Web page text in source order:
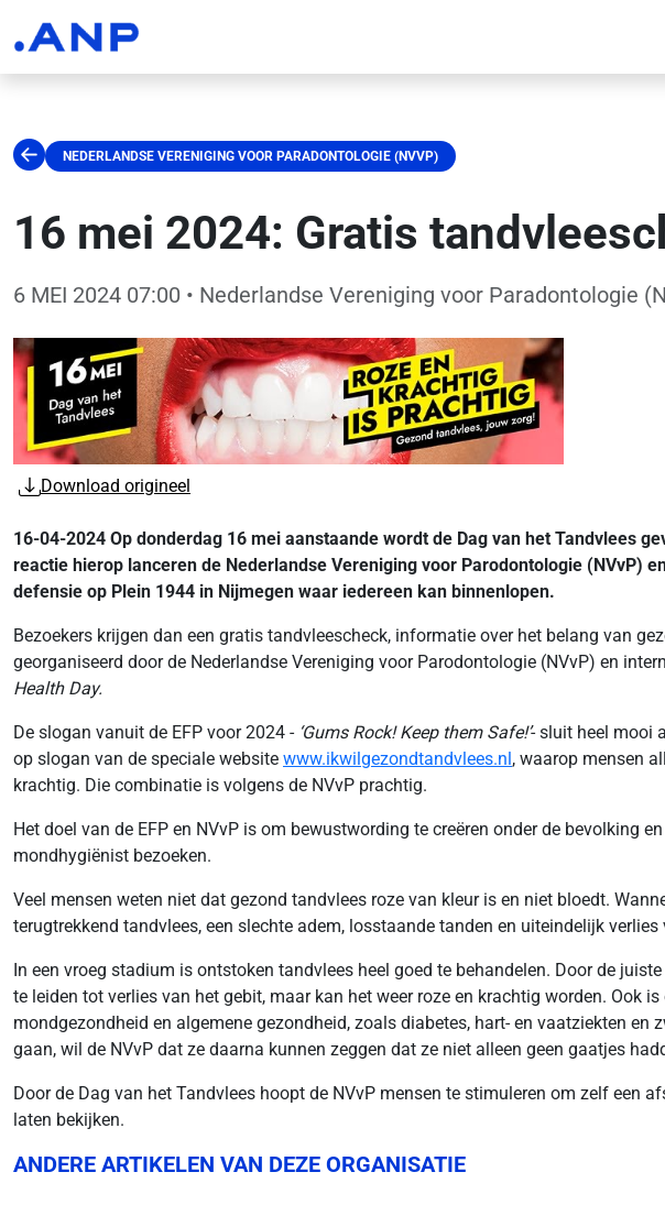
NEDERLANDSE VERENIGING VOOR PARADONTOLOGIE (NVVP)
16 mei 2024: Gratis
6 MEI 2024 07:00 • Nederlandse Vereniging voor Paradontologie
Download origineel
16-04-2024 Op donderdag 16 mei aanstaande wordt de Dag van het Tandvlees
reactie hierop lanceren de Nederlandse Vereniging voor Parodontologie (NVvP)
defensie op Plein 1944 in Nijmegen waar iedereen kan binnenlopen.
Bezoekers krijgen dan een gratis tandvleescheck, informatie over het belang van
georganiseerd door de Nederlandse Vereniging voor Parodontologie (NVvP) en
Health Day.
De slogan vanuit de EFP voor 2024 - ‘Gums Rock! Keep them Safe!’- sluit heel mooi
op slogan van de speciale website www.ikwilgezondtandvlees.nl , waarop mensen
krachtig. Die combinatie is volgens de NVvP prachtig.
Het doel van de EFP en NVvP is om bewustwording te creëren onder de bevolking
mondhygiënist bezoeken.
Veel mensen weten niet dat gezond tandvlees roze van kleur is en niet bloedt.
terugtrekkend tandvlees, een slechte adem, losstaande tanden en uiteindelijk verlies
In een vroeg stadium is ontstoken tandvlees heel goed te behandelen. Door de
te leiden tot verlies van het gebit, maar kan het weer roze en krachtig worden. Ook
mondgezondheid en algemene gezondheid, zoals diabetes, hart- en vaatziekten
gaan, wil de NVvP dat ze daarna kunnen zeggen dat ze niet alleen geen gaatjes
Door de Dag van het Tandvlees hoopt de NVvP mensen te stimuleren om zelf
laten bekijken.
ANDERE ARTIKELEN VAN DEZE ORGANISATIE